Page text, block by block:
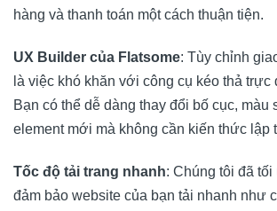
hàng và thanh toán một cách thuận tiện.
UX Builder của Flatsome: Tùy chỉnh
là việc khó khăn với công cụ kéo thả trực
Bạn có thể dễ dàng thay đổi bố cục, màu
element mới mà không cần kiến thức lập
Tốc độ tải trang nhanh: Chúng tôi đã
đảm bảo website của bạn tải nhanh như